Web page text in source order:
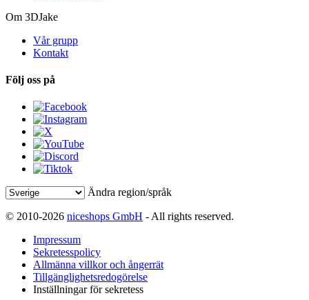
Om 3DJake
Vår grupp
Kontakt
Följ oss på
Ändra region/språk
© 2010-2026 niceshops GmbH - All rights reserved.
Impressum
Sekretesspolicy
Allmänna villkor och ångerrät
Tillgänglighetsredogörelse
Inställningar för sekretess